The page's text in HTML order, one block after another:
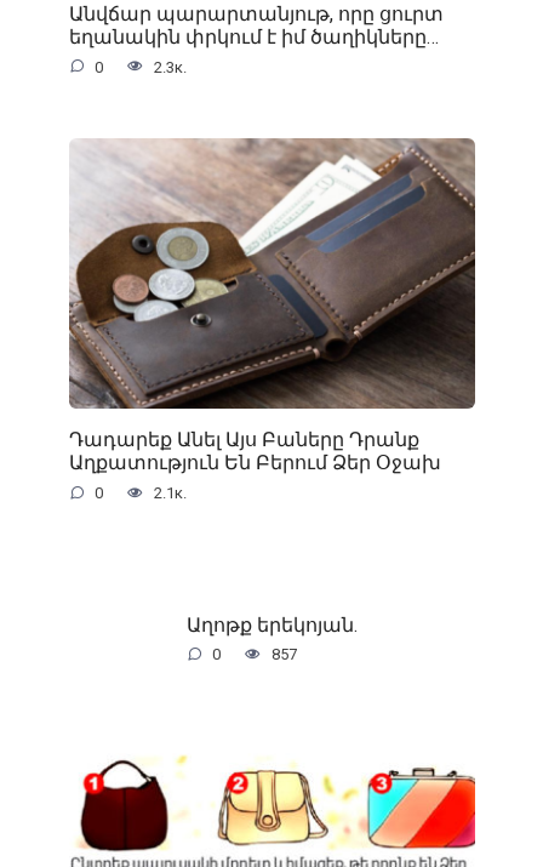
Անվճար պարարտանյութ, որը ցուրտ
եղանակին փրկում է իմ ծաղիկները…
0 2.3к.
Դադարեք Անել Այս Բաները Դրանք
Աղքատություն Են Բերում Ձեր Օջախ
0 2.1к.
Աղոթք երեկոյան.
0 857